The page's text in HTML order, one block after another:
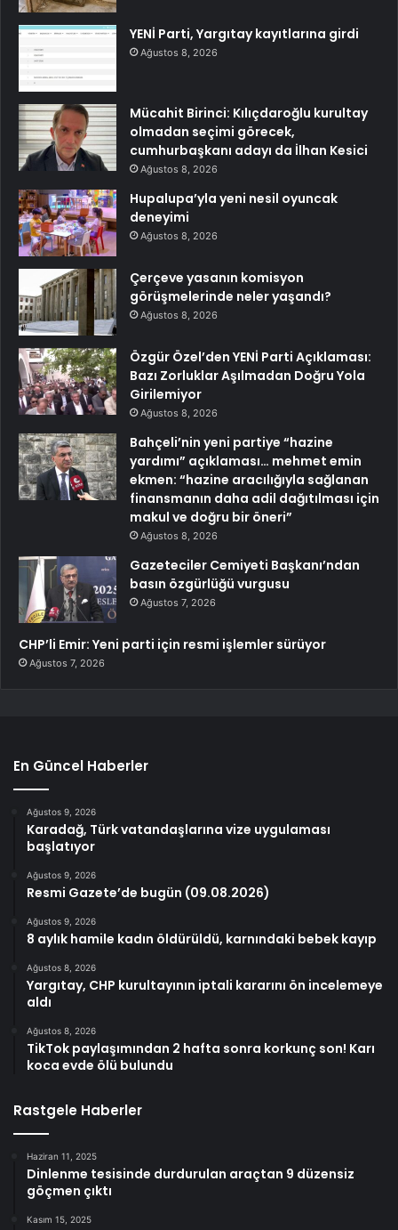
YENİ Parti, Yargıtay kayıtlarına girdi
Ağustos 8, 2026
Mücahit Birinci: Kılıçdaroğlu kurultay
olmadan seçimi görecek,
cumhurbaşkanı adayı da İlhan Kesici
Ağustos 8, 2026
Hupalupa’yla yeni nesil oyuncak
deneyimi
Ağustos 8, 2026
Çerçeve yasanın komisyon
görüşmelerinde neler yaşandı?
Ağustos 8, 2026
Özgür Özel’den YENİ Parti Açıklaması:
Bazı Zorluklar Aşılmadan Doğru Yola
Girilemiyor
Ağustos 8, 2026
Bahçeli’nin yeni partiye “hazine
yardımı” açıklaması… mehmet emin
ekmen: “hazine aracılığıyla sağlanan
finansmanın daha adil dağıtılması için
makul ve doğru bir öneri”
Ağustos 8, 2026
Gazeteciler Cemiyeti Başkanı’ndan
basın özgürlüğü vurgusu
Ağustos 7, 2026
CHP’li Emir: Yeni parti için resmi işlemler sürüyor
Ağustos 7, 2026
En Güncel Haberler
Ağustos 9, 2026
Karadağ, Türk vatandaşlarına vize uygulaması
başlatıyor
Ağustos 9, 2026
Resmi Gazete’de bugün (09.08.2026)
Ağustos 9, 2026
8 aylık hamile kadın öldürüldü, karnındaki bebek kayıp
Ağustos 8, 2026
Yargıtay, CHP kurultayının iptali kararını ön incelemeye
aldı
Ağustos 8, 2026
TikTok paylaşımından 2 hafta sonra korkunç son! Karı
koca evde ölü bulundu
Rastgele Haberler
Haziran 11, 2025
Dinlenme tesisinde durdurulan araçtan 9 düzensiz
göçmen çıktı
Kasım 15, 2025